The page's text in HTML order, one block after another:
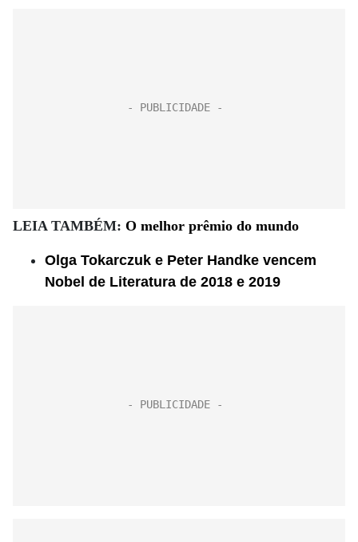
LEIA TAMBÉM: O melhor prêmio do mundo
Olga Tokarczuk e Peter Handke vencem
Nobel de Literatura de 2018 e 2019